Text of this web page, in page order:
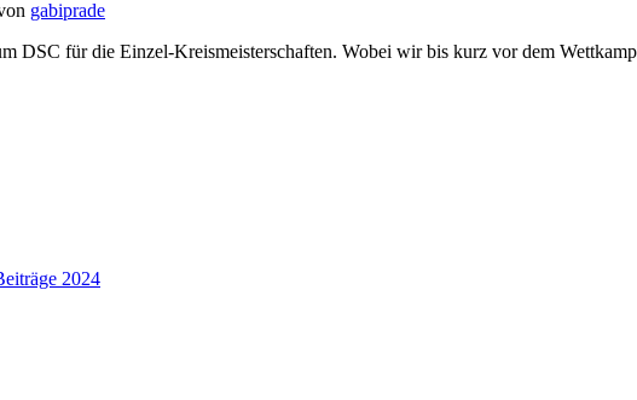
gabiprade
DSC für die Einzel-Kreismeisterschaften. Wobei wir bis kurz vor dem
2024